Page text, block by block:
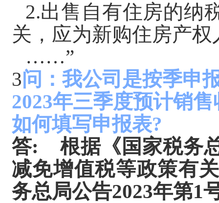
2.出售自有住房的纳
关，应为新购住房产
……”
3问：我公司是按季申
2023年三季度预计销
如何填写申报表?
答:
根据《国家税务
减免增值税等政策有
务总局公告2023年第1